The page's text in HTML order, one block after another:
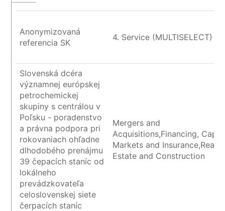
Anonymizovaná
referencia SK
4. Service (MULTISELECT)
Slovenská dcéra
významnej európskej
petrochemickej
skupiny s centrálou v
Poľsku - poradenstvo
a právna podpora pri
rokovaniach ohľadne
dlhodobého prenájmu
39 čepacích staníc od
lokálneho
prevádzkovateľa
celoslovenskej siete
čerpacích staníc
Mergers and
Acquisitions,Financing,
Markets and Insurance,Real
Estate and Construction